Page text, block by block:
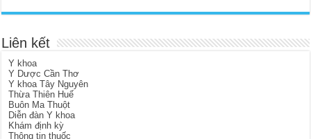
Liên kết
Y khoa
Y Dược Cần Thơ
Y khoa Tây Nguyên
Thừa Thiên Huế
Buôn Ma Thuột
Diễn đàn Y khoa
Khám định kỳ
Thông tin thuốc